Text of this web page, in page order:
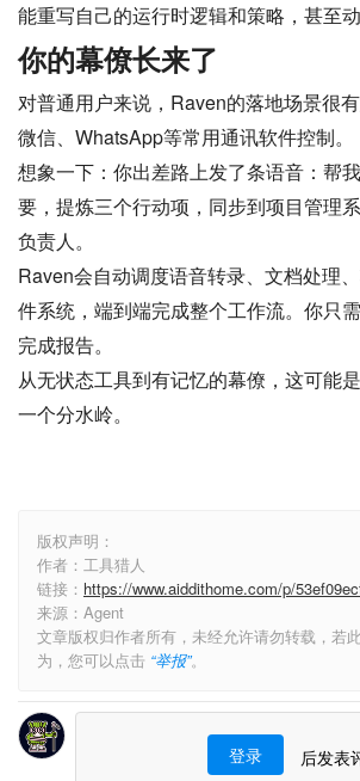
能重写自己的运行时逻辑和策略，甚至动
你的幕僚长来了
对普通用户来说，Raven的落地场景很
微信、WhatsApp等常用通讯软件控制。
想象一下：你出差路上发了条语音：帮
要，提炼三个行动项，同步到项目管理
负责人。
Raven会自动调度语音转录、文档处理
件系统，端到端完成整个工作流。你只
完成报告。
从无状态工具到有记忆的幕僚，这可能
一个分水岭。
版权声明：
作者：工具猎人
链接： https://www.aiddithome.com/p/
来源：Agent
文章版权归作者所有，未经允许请勿转载，若
为，您可以点击 “举报”。
登录 后发表